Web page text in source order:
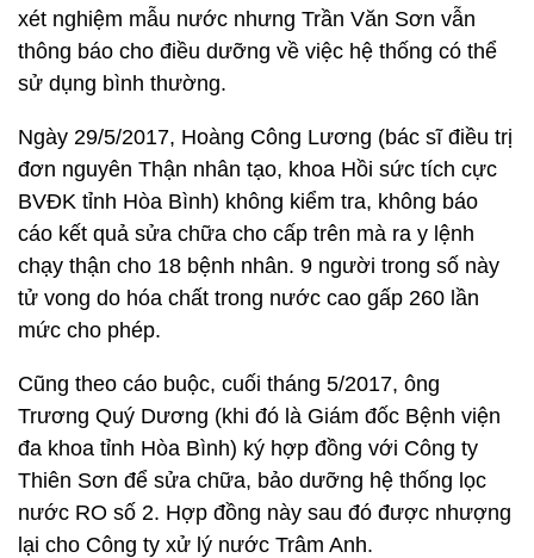
xét nghiệm mẫu nước nhưng Trần Văn Sơn vẫn
thông báo cho điều dưỡng về việc hệ thống có thể
sử dụng bình thường.
Ngày 29/5/2017, Hoàng Công Lương (bác sĩ điều trị
đơn nguyên Thận nhân tạo, khoa Hồi sức tích cực
BVĐK tỉnh Hòa Bình) không kiểm tra, không báo
cáo kết quả sửa chữa cho cấp trên mà ra y lệnh
chạy thận cho 18 bệnh nhân. 9 người trong số này
tử vong do hóa chất trong nước cao gấp 260 lần
mức cho phép.
Cũng theo cáo buộc, cuối tháng 5/2017, ông
Trương Quý Dương (khi đó là Giám đốc Bệnh viện
đa khoa tỉnh Hòa Bình) ký hợp đồng với Công ty
Thiên Sơn để sửa chữa, bảo dưỡng hệ thống lọc
nước RO số 2. Hợp đồng này sau đó được nhượng
lại cho Công ty xử lý nước Trâm Anh.